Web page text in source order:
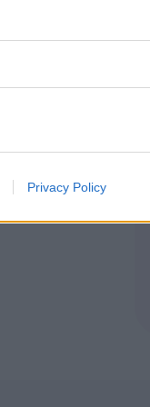
Privacy Policy